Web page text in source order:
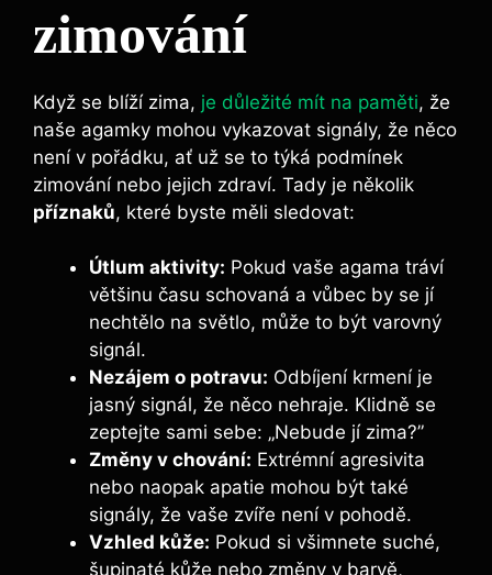
zimování
Když se blíží zima, je důležité mít na paměti, že
naše agamky mohou vykazovat signály, že něco
není v pořádku, ať už se to týká podmínek
zimování nebo jejich zdraví. Tady je několik
příznaků, které byste měli sledovat:
Útlum aktivity: Pokud vaše agama tráví
většinu času schovaná a vůbec by se jí
nechtělo na světlo, může to být varovný
signál.
Nezájem o potravu: Odbíjení krmení je
jasný signál, že něco nehraje. Klidně se
zeptejte sami sebe: „Nebude jí zima?”
Změny v chování: Extrémní agresivita
nebo naopak apatie mohou být také
signály, že vaše zvíře není v pohodě.
Vzhled kůže: Pokud si všimnete suché,
šupinaté kůže nebo změny v barvě,